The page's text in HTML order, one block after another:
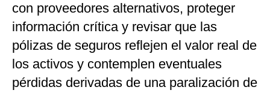
con proveedores alternativos, proteger
información crítica y revisar que las
pólizas de seguros reflejen el valor real de
los activos y contemplen eventuales
pérdidas derivadas de una paralización de